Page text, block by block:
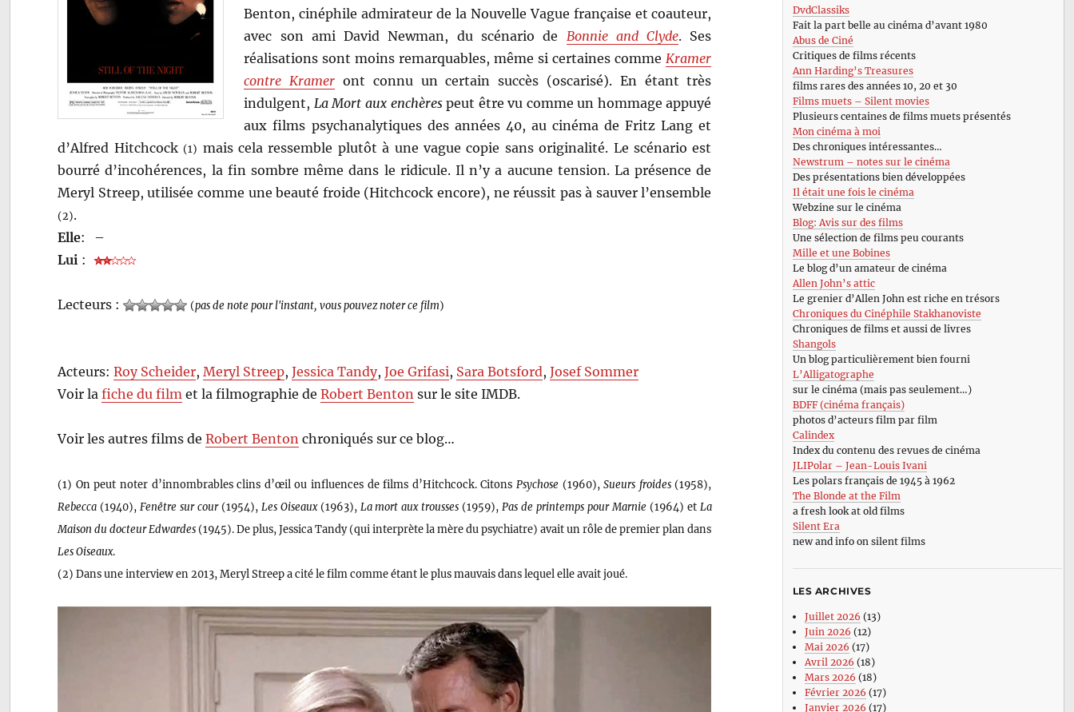
Benton, cinéphile admirateur de la Nouvelle Vague française et coauteur,
avec son ami David Newman, du scénario de Bonnie and Clyde. Ses
réalisations sont moins remarquables, même si certaines comme Kramer
contre Kramer ont connu un certain succès (oscarisé). En étant très
indulgent, La Mort aux enchèrespeut être vu comme un hommage appuyé
aux films psychanalytiques des années 40, au cinéma de Fritz Lang et
d’Alfred Hitchcock(1) mais cela ressemble plutôt à une vague copie sans originalité. Le scénario est
bourré d’incohérences, la fin sombre même dans le ridicule. Il n’y a aucune tension. La présence de
Meryl Streep, utilisée comme une beauté froide (Hitchcock encore), ne réussit pas à sauver l’ensemble
(2).
Elle:
–
Lui :
Lecteurs : (pas de note pour l'instant, vous pouvez noter ce film)
Acteurs:Roy Scheider,Meryl Streep,Jessica Tandy,Joe Grifasi, Sara Botsford,Josef Sommer
Voir lafiche du film et la filmographie deRobert Benton sur le site IMDB.
Voir les autres films deRobert Benton chroniqués sur ce blog…
(1) On peut noter d’innombrables clins d’œil ou influences de films d’Hitchcock. Citons Psychose (1960),Sueurs froides(1958),
Rebecca (1940), Fenêtre sur cour(1954), Les Oiseaux(1963), La mort aux trousses (1959), Pas de printemps pour Marnie(1964) et La
Maison du docteur Edwardes(1945). De plus, Jessica Tandy (qui interprète la mère du psychiatre) avait un rôle de premier plan dans
Les Oiseaux.
(2) Dans une interview en 2013, Meryl Streep a cité le film comme étant le plus mauvais dans lequel elle avait joué.
DvdClassiks
Fait la part belle au cinéma d’avant 1980
Abus de Ciné
Critiques de films récents
Ann Harding’s Treasures
films rares des années 10, 20 et 30
Films muets – Silent movies
Plusieurs centaines de films muets présentés
Mon cinéma à moi
Des chroniques intéressantes…
Newstrum – notes sur le cinéma
Des présentations bien développées
Il était une fois le cinéma
Webzine sur le cinéma
Blog: Avis sur des films
Une sélection de films peu courants
Mille et une Bobines
Le blog d’un amateur de cinéma
Allen John’s attic
Le grenier d’Allen John est riche en trésors
Chroniques du Cinéphile Stakhanoviste
Chroniques de films et aussi de livres
Shangols
Un blog particulièrement bien fourni
L’Alligatographe
sur le cinéma (mais pas seulement…)
BDFF (cinéma français)
photos d’acteurs film par film
Calindex
Index du contenu des revues de cinéma
JLIPolar – Jean-Louis Ivani
Les polars français de 1945 à 1962
The Blonde at the Film
a fresh look at old films
Silent Era
new and info on silent films
LES ARCHIVES
Juillet 2026 (13)
Juin 2026 (12)
Mai 2026 (17)
Avril 2026 (18)
Mars 2026 (18)
Février 2026 (17)
Janvier 2026 (17)